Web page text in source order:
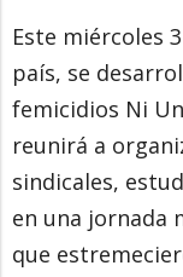
Este miércoles
país, se
femicidios Ni
reunirá a
sindicales,
en una jornada
que